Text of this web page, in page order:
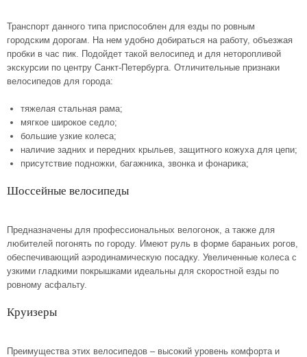
Транспорт данного типа приспособлен для езды по ровным
городским дорогам. На нем удобно добираться на работу, объезжая
пробки в час пик. Подойдет такой велосипед и для неторопливой
экскурсии по центру Санкт-Петербурга. Отличительные признаки
велосипедов для города:
тяжелая стальная рама;
мягкое широкое седло;
большие узкие колеса;
наличие задних и передних крыльев, защитного кожуха для цепи;
присутствие подножки, багажника, звонка и фонарика;
Шоссейные велосипеды
Предназначены для профессиональных велогонок, а также для
любителей погонять по городу. Имеют руль в форме бараньих рогов,
обеспечивающий аэродинамическую посадку. Увеличенные колеса с
узкими гладкими покрышками идеальны для скоростной езды по
ровному асфальту.
Круизеры
Преимущества этих велосипедов – высокий уровень комфорта и